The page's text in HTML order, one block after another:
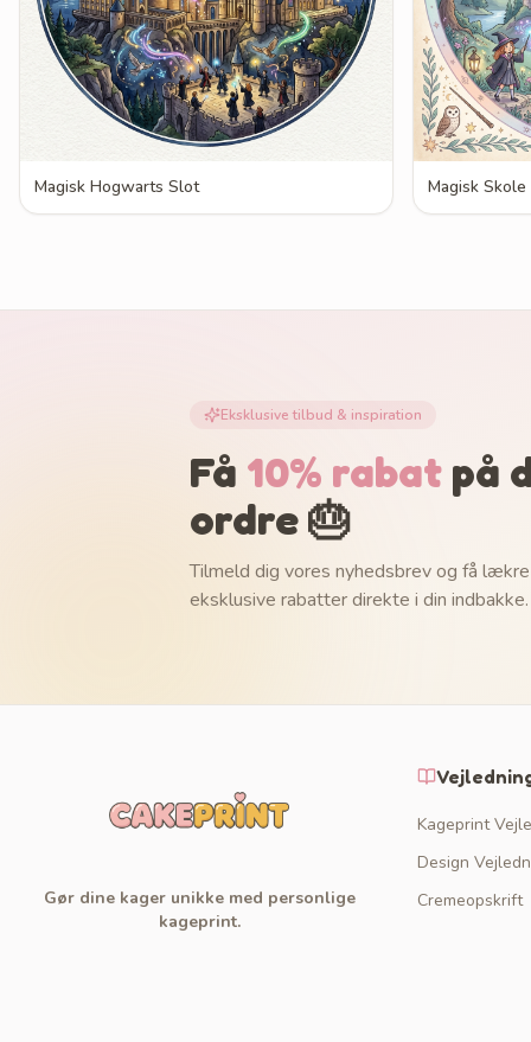
Magisk Hogwarts Slot Magisk
Eksklusive tilbud & inspiration
Få 10% rabat på
ordre 🎂
Tilmeld dig vores nyhedsbrev og få
eksklusive rabatter direkte i din indbakke.
Gør dine kager unikke med personlige
kageprint.
Kageprint
Design
Cremeopskrift